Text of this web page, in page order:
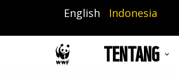
isi
English Indonesia
TENTANG